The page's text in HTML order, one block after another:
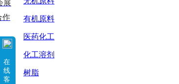
有机原料
医药化工
化工溶剂
树脂
展
作
在
线
客